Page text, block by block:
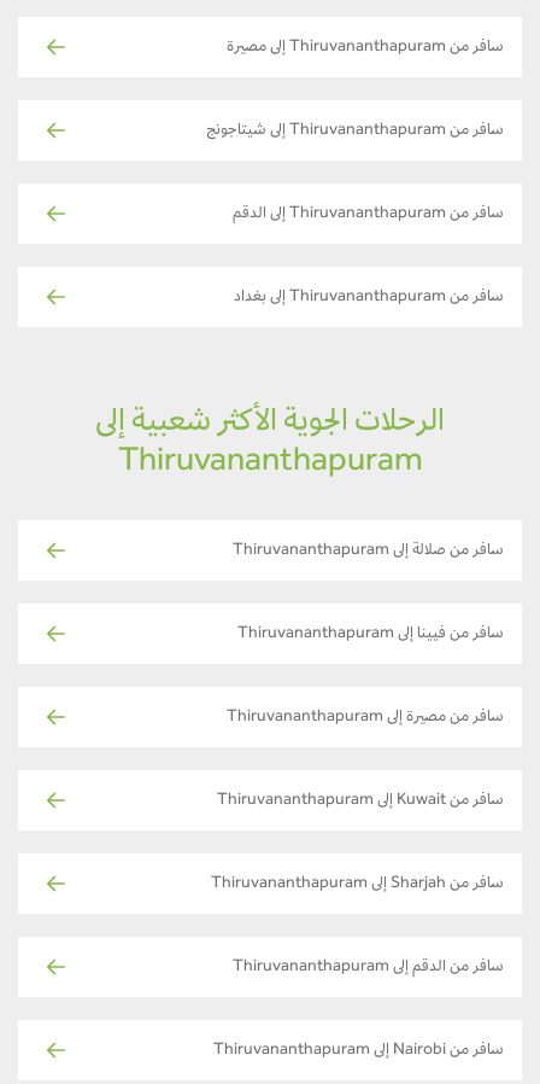
سافر من Thiruvananthapuram إلى مصيرة
سافر من Thiruvananthapuram إلى شيتاجونج
سافر من Thiruvananthapuram إلى الدقم
سافر من Thiruvananthapuram إلى بغداد
الرحلات الجوية الأكثر شعبية إلى
Thiruvananthapuram
سافر من صلالة إلى Thiruvananthapuram
سافر من فيينا إلى Thiruvananthapuram
سافر من مصيرة إلى Thiruvananthapuram
سافر من Kuwait إلى Thiruvananthapuram
سافر من Sharjah إلى Thiruvananthapuram
سافر من الدقم إلى Thiruvananthapuram
سافر من Nairobi إلى Thiruvananthapuram